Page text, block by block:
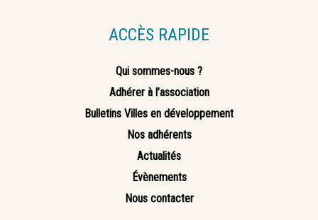
ACCÈS RAPIDE
Qui sommes-nous ?
Adhérer à l’association
Bulletins Villes en développement
Nos adhérents
Actualités
Évènements
Nous contacter